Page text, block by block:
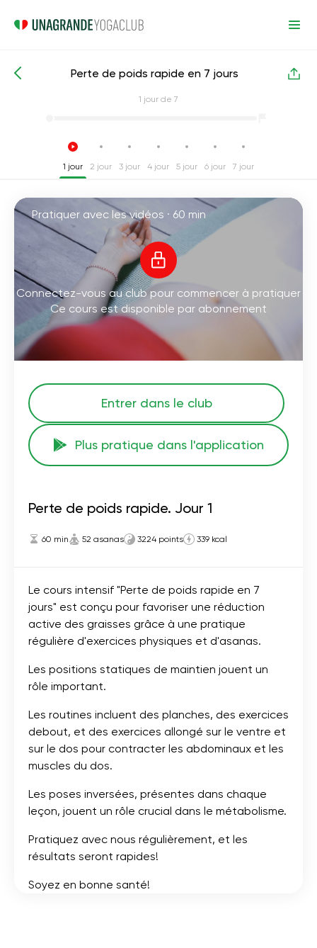
Cours de yoga intensifs Perte de poids
Perte de poids rapide en 7 jours
1 jour de 7
1 jour 2 jour 3 jour 4 jour 5 jour 6 jour 7 jour
Pratiquer avec les vidéos · 60 min
Connectez-vous au club pour commencer à pratiquer
Ce cours est disponible par abonnement
Entrer dans le club
Plus pratique dans l'application
Perte de poids rapide. Jour 1
60 min 52 asanas 3224 points 339 kcal
Le cours intensif "Perte de poids rapide en 7
jours" est conçu pour favoriser une réduction
active des graisses grâce à une pratique
régulière d'exercices physiques et d'asanas.
Les positions statiques de maintien jouent un
rôle important.
Les routines incluent des planches, des exercices
debout, et des exercices allongé sur le ventre et
sur le dos pour contracter les abdominaux et les
muscles du dos.
Les poses inversées, présentes dans chaque
leçon, jouent un rôle crucial dans le métabolisme.
Pratiquez avec nous régulièrement, et les
résultats seront rapides!
Soyez en bonne santé!